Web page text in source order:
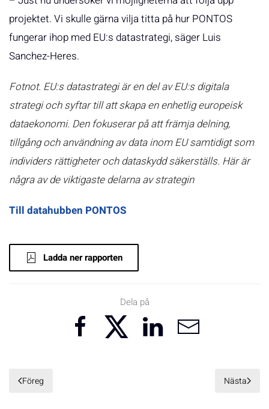
projektet. Vi skulle gärna vilja titta på hur PONTOS
fungerar ihop med EU:s datastrategi, säger Luis
Sanchez-Heres.
Fotnot. EU:s datastrategi är en del av EU:s digitala
strategi och syftar till att skapa en enhetlig europeisk
dataekonomi. Den fokuserar på att främja delning,
tillgång och användning av data inom EU samtidigt som
individers rättigheter och dataskydd säkerställs. Här är
några av de viktigaste delarna av strategin
Till datahubben PONTOS
Ladda ner rapporten
Dela på
Föreg Nästa